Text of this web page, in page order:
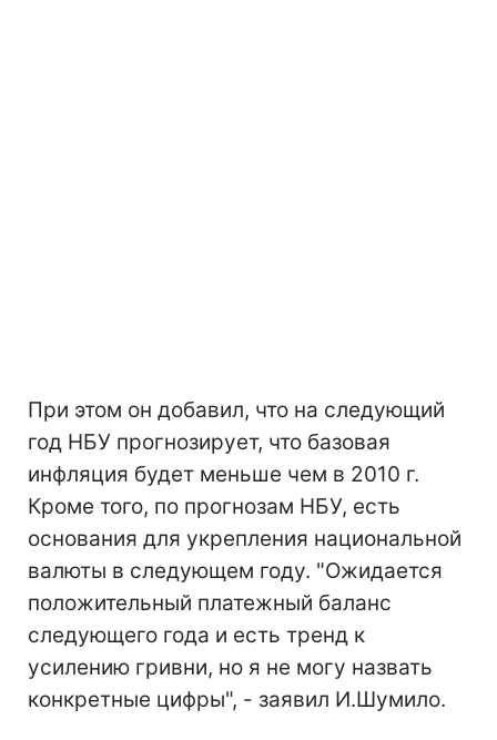
При этом он добавил, что на следующий
год НБУ прогнозирует, что базовая
инфляция будет меньше чем в 2010 г.
Кроме того, по прогнозам НБУ, есть
основания для укрепления национальной
валюты в следующем году. "Ожидается
положительный платежный баланс
следующего года и есть тренд к
усилению гривни, но я не могу назвать
конкретные цифры", - заявил И.Шумило.